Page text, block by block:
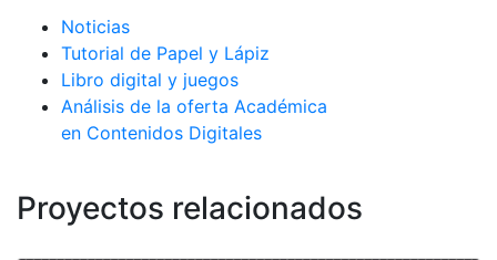
Noticias
Tutorial de Papel y Lápiz
Libro digital y juegos
Análisis de la oferta Académica
en Contenidos Digitales
Proyectos relacionados